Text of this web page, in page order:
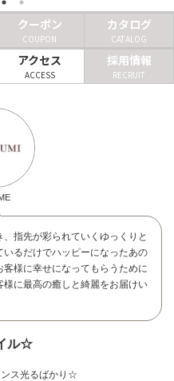
クーポン
COUPON
カタログ
CATALOG
アクセス
ACCESS
採用情報
RECRUIT
指先が彩られていくゆっくりと
るだけでハッピーになったあの
様に幸せになってもらうために
に最高の癒しと綺麗をお届けい
ル☆
ンス光るばかり☆